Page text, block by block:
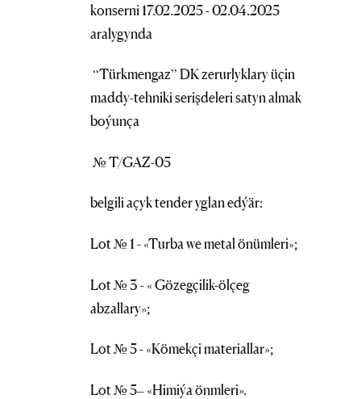
konserni 17.02.2025 - 02.04.2025
aralygynda
“Türkmengaz” DK zerurlyklary üçin
maddy-tehniki serişdeleri satyn almak
boýunça
№ T/GAZ-05
belgili açyk tender yglan edýär:
Lot № 1 - «Turba we metal önümleri»;
Lot № 3 - « Gözegçilik-ölçeg
abzallary»;
Lot № 5 - «Kömekçi materiallar»;
Lot № 5– «Himiýa önmleri».